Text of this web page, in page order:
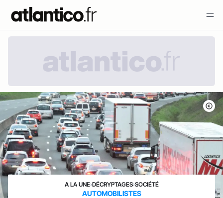
A LA UNE›DÉCRYPTAGES›SOCIÉTÉ
AUTOMOBILISTES